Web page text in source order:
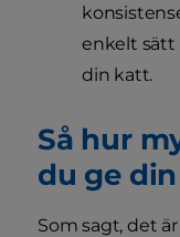
enkelt sätt
din katt.
Så hur
du ge
Som sagt, det